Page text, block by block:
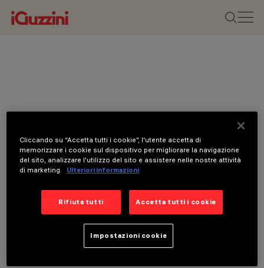
Cliccando su “Accetta tutti i cookie”, l'utente accetta di
memorizzare i cookie sul dispositivo per migliorare la navigazione
del sito, analizzare l'utilizzo del sito e assistere nelle nostre attività
di marketing.
Ulteriori informazioni
Rifiuta tutti Accetta tutti i cookie
Impostazioni cookie